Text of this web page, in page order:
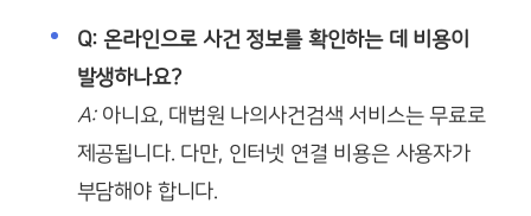
Q: 온라인으로 사건 정보를 확인하는 데 비용이
발생하나요?
A:아니요, 대법원 나의사건검색 서비스는 무료로
제공됩니다. 다만, 인터넷 연결 비용은 사용자가
부담해야 합니다.